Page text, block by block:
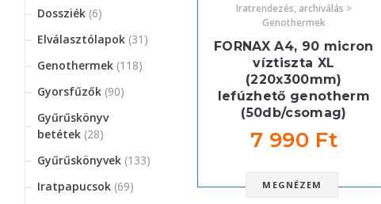
Dossziék (6)
Elválasztólapok (31)
Genothermek (118)
Gyorsfűzők (90)
Gyűrűskönyv
betétek (28)
Gyűrűskönyvek (133)
Iratpapucsok (69)
Iratrendezés, archiválás >
Genothermek
FORNAX A4, 90 micron
víztiszta XL
(220x300mm)
lefúzhető genotherm
(50db/csomag)
7 990 Ft
MEGNÉZEM